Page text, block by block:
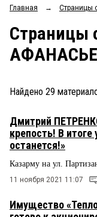
ОБЩЕСТВО
ЗАКОН
ПРОИСШЕСТВИЯ
СТИЛЬ ЖИЗНИ
Главная → Страницы
Страницы
Найдено 29
Дмитрий
крепость! В итоге
останется!»
Казарму на ул.
11 ноября 2021 11:07
Имущество